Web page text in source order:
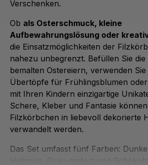
Verschenken.
Ob als Osterschmuck, kleine
Aufbewahrungslösung oder
die Einsatzmöglichkeiten der
nahezu unbegrenzt. Befüllen Sie
bemalten Ostereiern, verwenden
Übertöpfe für Frühlingsblumen oder
mit Ihren Kindern einzigartige
Schere, Kleber und Fantasie
Filzkörbchen in liebevoll dekorierte
verwandelt werden.
Das Set umfasst fünf Farben: